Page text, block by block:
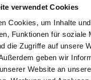
verwendet Cookies
Cookies, um Inhalte
Funktionen für soziale
die Zugriffe auf unsere
geben wir
Website an
matching